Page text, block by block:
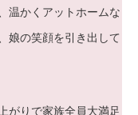
温かくアットホームな
娘の笑顔を引き出して
がりで家族全員大満足